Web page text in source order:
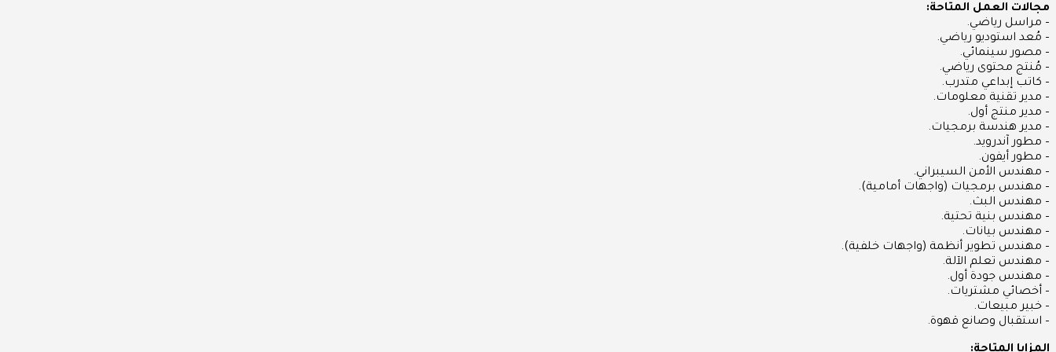
مجالات العمل المتاحة:
– مراسل رياضي.
– مُعد استوديو رياضي.
– مصور سينمائي.
– مُنتج محتوى رياضي.
– كاتب إبداعي متدرب.
– مدير تقنية معلومات.
– مدير منتج أول.
– مدير هندسة برمجيات.
– مطور آندرويد.
– مطور أيفون.
– مهندس الأمن السيبراني.
– مهندس برمجيات (واجهات أمامية).
– مهندس البث.
– مهندس بنية تحتية.
– مهندس بيانات.
– مهندس تطوير أنظمة (واجهات خلفية).
– مهندس تعلم الآلة.
– مهندس جودة أول.
– أخصائي مشتريات.
– خبير مبيعات.
– استقبال وصانع قهوة.
المزايا المتاحة: